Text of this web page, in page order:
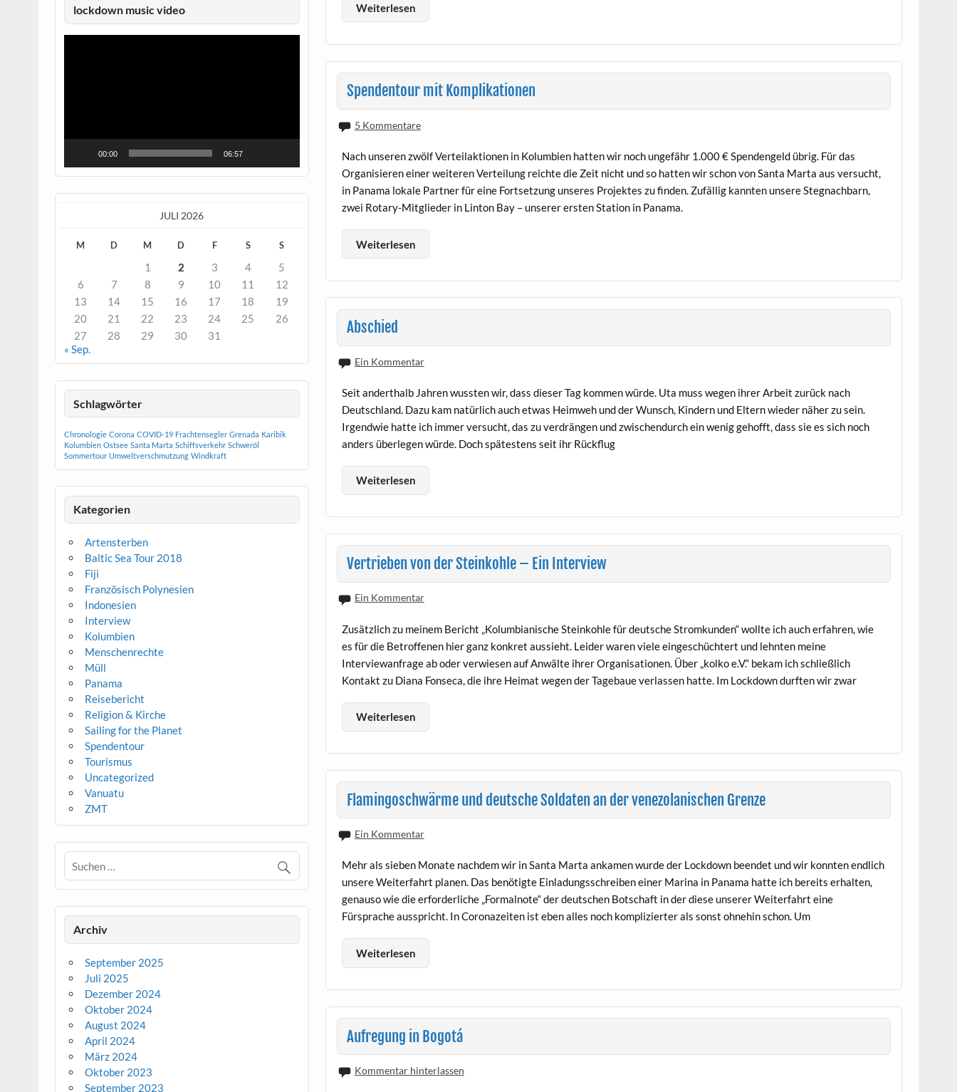
Weiterlesen
Spendentour mit Komplikationen
5 Kommentare
Nach unseren zwölf Verteilaktionen in Kolumbien hatten wir noch ungefähr 1.000 € Spendengeld übrig. Für das
Organisieren einer weiteren Verteilung reichte die Zeit nicht und so hatten wir schon von Santa Marta aus versucht,
in Panama lokale Partner für eine Fortsetzung unseres Projektes zu finden. Zufällig kannten unsere Stegnachbarn,
zwei Rotary-Mitglieder in Linton Bay – unserer ersten Station in Panama.
Weiterlesen
Abschied
Ein Kommentar
Seit anderthalb Jahren wussten wir, dass dieser Tag kommen würde. Uta muss wegen ihrer Arbeit zurück nach
Deutschland. Dazu kam natürlich auch etwas Heimweh und der Wunsch, Kindern und Eltern wieder näher zu sein.
Irgendwie hatte ich immer versucht, das zu verdrängen und zwischendurch ein wenig gehofft, dass sie es sich noch
anders überlegen würde. Doch spätestens seit ihr Rückflug
Weiterlesen
Vertrieben von der Steinkohle – Ein Interview
Ein Kommentar
Zusätzlich zu meinem Bericht „Kolumbianische Steinkohle für deutsche Stromkunden“ wollte ich auch erfahren, wie
es für die Betroffenen hier ganz konkret aussieht. Leider waren viele eingeschüchtert und lehnten meine
Interviewanfrage ab oder verwiesen auf Anwälte ihrer Organisationen. Über „kolko e.V.“ bekam ich schließlich
Kontakt zu Diana Fonseca, die ihre Heimat wegen der Tagebaue verlassen hatte. Im Lockdown durften wir zwar
Weiterlesen
Flamingoschwärme und deutsche Soldaten an der venezolanischen Grenze
Ein Kommentar
Mehr als sieben Monate nachdem wir in Santa Marta ankamen wurde der Lockdown beendet und wir konnten endlich
unsere Weiterfahrt planen. Das benötigte Einladungsschreiben einer Marina in Panama hatte ich bereits erhalten,
genauso wie die erforderliche „Formalnote“ der deutschen Botschaft in der diese unserer Weiterfahrt eine
Fürsprache ausspricht. In Coronazeiten ist eben alles noch komplizierter als sonst ohnehin schon. Um
Weiterlesen
Aufregung in Bogotá
Kommentar hinterlassen
lockdown music video
Video-
00:00 06:57
JULI 2026
M D M D F S S
1 2 3 4
5
6
7 8 9 10 11
12
13
14 15 16 17 18
19
20
21 22 23 24 25
26
27
28 29 30
31
« Sep.
Schlagwörter
Chronologie Corona COVID-19 Frachtensegler Grenada Karibik
Kolumbien Ostsee Santa Marta Schiffsverkehr Schweröl
Sommertour Umweltverschmutzung Windkraft
Kategorien
Artensterben
Baltic Sea Tour 2018
Fiji
Französisch Polynesien
Indonesien
Interview
Kolumbien
Menschenrechte
Müll
Panama
Reisebericht
Religion & Kirche
Sailing for the Planet
Spendentour
Tourismus
Uncategorized
Vanuatu
ZMT
Archiv
September 2025
Juli 2025
Dezember 2024
Oktober 2024
August 2024
April 2024
März 2024
Oktober 2023
September 2023